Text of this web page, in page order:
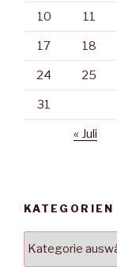
10 11
17 18
24 25
31
« Juli
KATEGORIEN